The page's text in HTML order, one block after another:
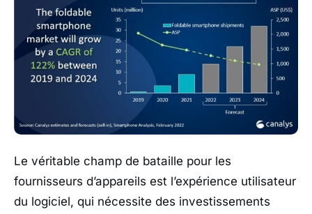
Le véritable champ de bataille pour les
fournisseurs d’appareils est l’expérience utilisateur
du logiciel, qui nécessite des investissements